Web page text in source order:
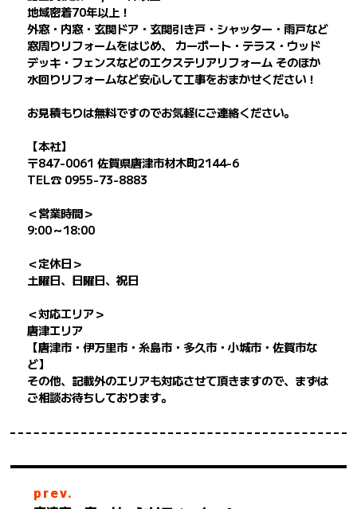
地域密着70年以上！
外窓・内窓・玄関ドア・玄関引き戸・シャッター・雨戸など
窓周りリフォームをはじめ、 カーポート・テラス・ウッド
デッキ・フェンスなどのエクステリアリフォーム そのほか
水回りリフォームなど安心して工事をおまかせください！
お見積もりは無料ですのでお気軽にご連絡ください。
【本社】
〒847-0061 佐賀県唐津市材木町2144-6
TEL☎ 0955-73-8883
＜営業時間＞
9:00～18:00
＜定休日＞
土曜日、日曜日、祝日
＜対応エリア＞
唐津エリア
【唐津市・伊万里市・糸島市・多久市・小城市・佐賀市な
ど】
その他、記載外のエリアも対応させて頂きますので、まずは
ご相談お待ちしております。
prev.